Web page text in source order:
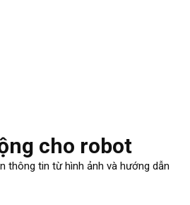
cho robot
thông tin từ hình ảnh và hướng dẫn